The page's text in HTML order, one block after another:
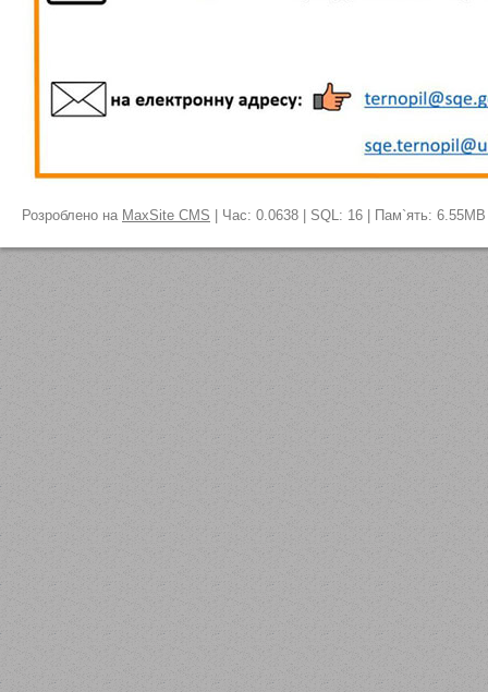
Розроблено на MaxSite CMS | Час: 0.0638 | SQL: 16 | Пам`ять: 6.55MB